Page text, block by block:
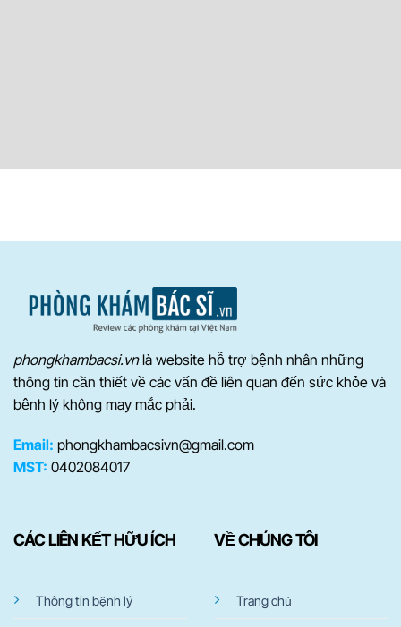
phongkhambacsi.vnlà website hỗ trợ bệnh nhân những
thông tin cần thiết về các vấn đề liên quan đến sức khỏe và
bệnh lý không may mắc phải.
Email: phongkhambacsivn@gmail.com
MST: 0402084017
CÁC LIÊN KẾT HỮU ÍCH
Thông tin bệnh lý
VỀ CHÚNG TÔI
Trang chủ